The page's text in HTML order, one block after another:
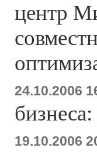
центр
24.10.2006
19.10.2006